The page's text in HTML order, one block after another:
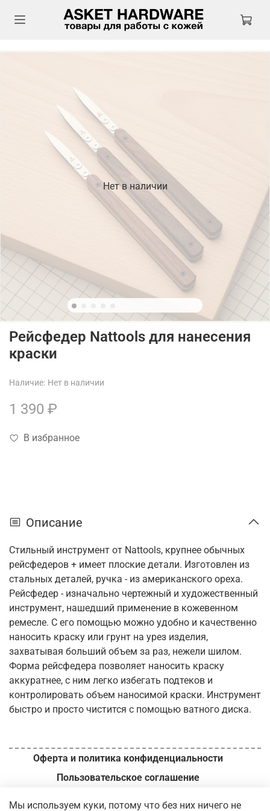
Нет в наличии
Наличие: Нет в наличии
Рейсфедер Nattools для нанесения
краски
1 390 ₽
В избранное
Описание
Стильный инструмент от Nattools, крупнее обычных
рейсфедеров + имеет плоские детали. Изготовлен из
стальных деталей, ручка - из американского ореха.
Рейсфедер - изначально чертежный и художественный
инструмент, нашедший применение в кожевенном
ремесле. С его помощью можно удобно и качественно
наносить краску или грунт на урез изделия,
захватывая больший объем за раз, нежели шилом.
Форма рейсфедера позволяет наносить краску
аккуратнее, с ним легко избегать подтеков и
контролировать объем наносимой краски. Инструмент
быстро и просто чистится с помощью ватного диска.
Оферта и политика конфиденциальности
Пользовательское соглашение
Мы используем куки, потому что без них ничего не